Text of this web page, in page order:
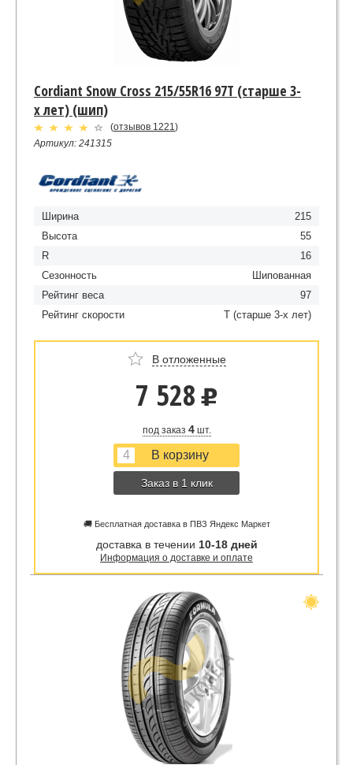
Cordiant Snow Cross 215/55R16 97T (старше 3-
х лет) (шип)
(отзывов 1221)
Артикул: 241315
Ширина
215
Высота
55
R
16
Сезонность
Шипованная
Рейтинг веса
97
Рейтинг скорости
T (старше 3-х лет)
В отложенные
7 528 u
под заказ 4шт.
Заказ в 1 клик
🚚 Бесплатная доставка в ПВЗ Яндекс Маркет
доставка в течении 10-18 дней
Информация о доставке и оплате